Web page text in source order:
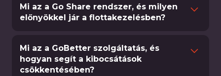
kibocsátáscsökkentés lehetséges stratégiáit.
magában foglalja a járművek kiválasztását, az
infrastruktúra megtervezését, a megvalósítást és
tisztább közlekedési megoldásokra, a lehető
legkisebb működési zavar mellett.
Mi az a Go Share rendszer, és milyen
előnyökkel jár a flottakezelésben?
mobilalkalmazás, amelyet a fenntarthatóság
szem előtt tartásával, járműmegosztásra épülő
flottakezeléshez terveztek. Felhasználóbarát,
Mi az a GoBetter szolgáltatás, és
hogyan segít a kibocsátások
csökkentésében?